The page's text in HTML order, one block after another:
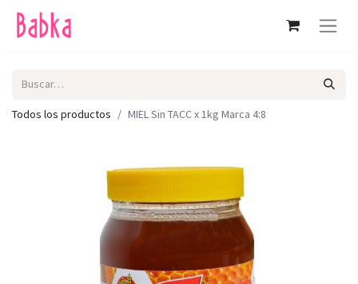
Todos los productos MIEL Sin TACC x 1kg Marca 4:8